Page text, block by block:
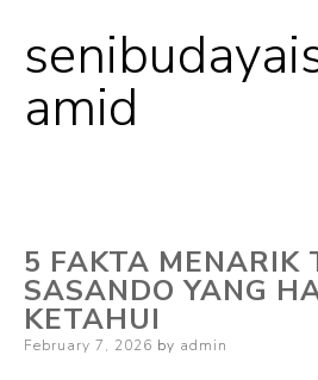
Skip
to
amid
5 FAKTA MENARIK
SASANDO YANG
KETAHUI
Posted
February 7, 2026 by admin